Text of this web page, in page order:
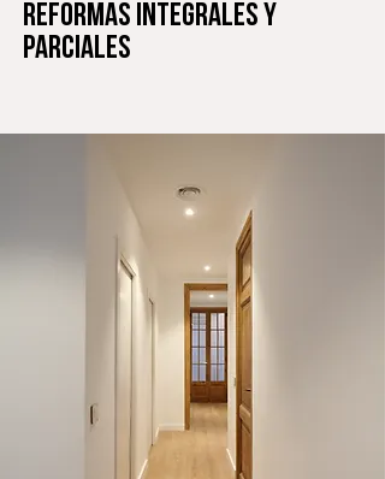
REFORMAS integrales y
parciales